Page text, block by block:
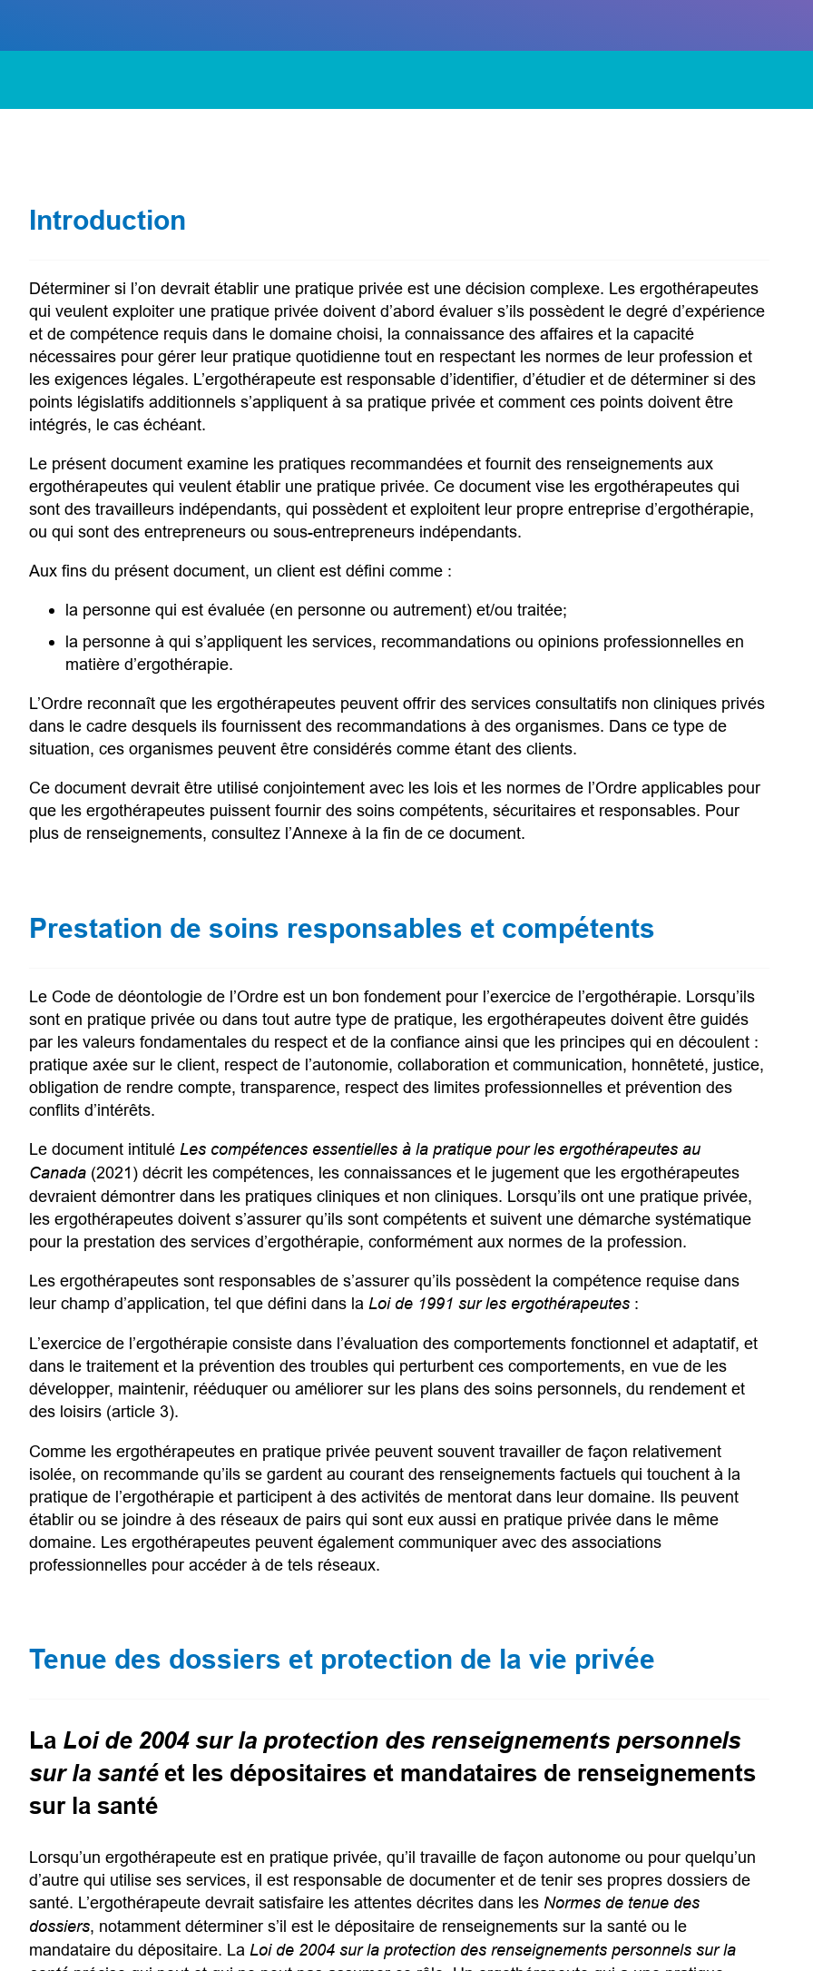
Introduction
Déterminer si l’on devrait établir une pratique privée est une décision complexe. Les ergothérapeutes
qui veulent exploiter une pratique privée doivent d’abord évaluer s’ils possèdent le degré d’expérience
et de compétence requis dans le domaine choisi, la connaissance des affaires et la capacité
nécessaires pour gérer leur pratique quotidienne tout en respectant les normes de leur profession et
les exigences légales. L’ergothérapeute est responsable d’identifier, d’étudier et de déterminer si des
points législatifs additionnels s’appliquent à sa pratique privée et comment ces points doivent être
intégrés, le cas échéant.
Le présent document examine les pratiques recommandées et fournit des renseignements aux
ergothérapeutes qui veulent établir une pratique privée. Ce document vise les ergothérapeutes qui
sont des travailleurs indépendants, qui possèdent et exploitent leur propre entreprise d’ergothérapie,
ou qui sont des entrepreneurs ou sous-entrepreneurs indépendants.
Aux fins du présent document, un client est défini comme :
la personne qui est évaluée (en personne ou autrement) et/ou traitée;
la personne à qui s’appliquent les services, recommandations ou opinions professionnelles en
matière d’ergothérapie.
L’Ordre reconnaît que les ergothérapeutes peuvent offrir des services consultatifs non cliniques privés
dans le cadre desquels ils fournissent des recommandations à des organismes. Dans ce type de
situation, ces organismes peuvent être considérés comme étant des clients.
Ce document devrait être utilisé conjointement avec les lois et les normes de l’Ordre applicables pour
que les ergothérapeutes puissent fournir des soins compétents, sécuritaires et responsables. Pour
plus de renseignements, consultez l’Annexe à la fin de ce document.
Prestation de soins responsables et compétents
Le Code de déontologie de l’Ordre est un bon fondement pour l’exercice de l’ergothérapie. Lorsqu’ils
sont en pratique privée ou dans tout autre type de pratique, les ergothérapeutes doivent être guidés
par les valeurs fondamentales du respect et de la confiance ainsi que les principes qui en découlent :
pratique axée sur le client, respect de l’autonomie, collaboration et communication, honnêteté, justice,
obligation de rendre compte, transparence, respect des limites professionnelles et prévention des
conflits d’intérêts.
Le document intitulé Les compétences essentielles à la pratique pour les ergothérapeutes au
Canada(2021) décrit les compétences, les connaissances et le jugement que les ergothérapeutes
devraient démontrer dans les pratiques cliniques et non cliniques. Lorsqu’ils ont une pratique privée,
les ergothérapeutes doivent s’assurer qu’ils sont compétents et suivent une démarche systématique
pour la prestation des services d’ergothérapie, conformément aux normes de la profession.
Les ergothérapeutes sont responsables de s’assurer qu’ils possèdent la compétence requise dans
leur champ d’application, tel que défini dans la Loi de 1991 sur les ergothérapeutes:
L’exercice de l’ergothérapie consiste dans l’évaluation des comportements fonctionnel et adaptatif, et
dans le traitement et la prévention des troubles qui perturbent ces comportements, en vue de les
développer, maintenir, rééduquer ou améliorer sur les plans des soins personnels, du rendement et
des loisirs (article 3).
Comme les ergothérapeutes en pratique privée peuvent souvent travailler de façon relativement
isolée, on recommande qu’ils se gardent au courant des renseignements factuels qui touchent à la
pratique de l’ergothérapie et participent à des activités de mentorat dans leur domaine. Ils peuvent
établir ou se joindre à des réseaux de pairs qui sont eux aussi en pratique privée dans le même
domaine. Les ergothérapeutes peuvent également communiquer avec des associations
professionnelles pour accéder à de tels réseaux.
Tenue des dossiers et protection de la vie privée
La Loi de 2004 sur la protection des renseignements personnels
sur la santé et les dépositaires et mandataires de renseignements
sur la santé
Lorsqu’un ergothérapeute est en pratique privée, qu’il travaille de façon autonome ou pour quelqu’un
d’autre qui utilise ses services, il est responsable de documenter et de tenir ses propres dossiers de
santé. L’ergothérapeute devrait satisfaire les attentes décrites dans les Normes de tenue des
dossiers, notamment déterminer s’il est le dépositaire de renseignements sur la santé ou le
mandataire du dépositaire. La Loi de 2004 sur la protection des renseignements personnels sur la